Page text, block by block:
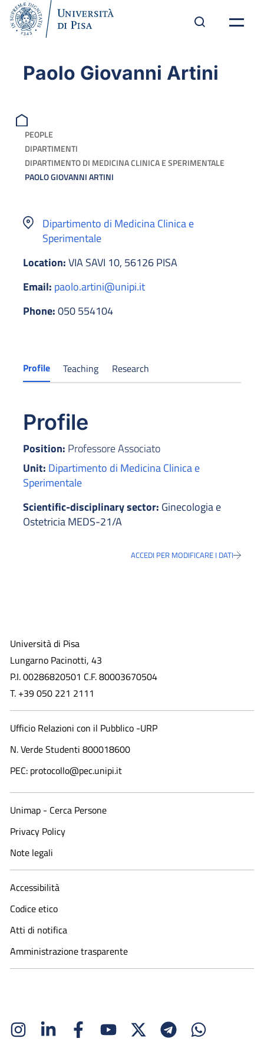
Paolo Giovanni Artini
PEOPLE
DIPARTIMENTI
DIPARTIMENTO DI MEDICINA CLINICA E SPERIMENTALE
PAOLO GIOVANNI ARTINI
Dipartimento di Medicina Clinica e
Sperimentale
Location:VIA SAVI 10, 56126 PISA
Email: paolo.artini@unipi.it
Phone:050 554104
Profile Teaching Research
Profile
Position: Professore Associato
Unit: Dipartimento di Medicina Clinica e
Sperimentale
Scientific-disciplinary sector: Ginecologia e
Ostetricia MEDS-21/A
ACCEDI PER MODIFICARE I DATI
Università di Pisa
Lungarno Pacinotti, 43
P.I. 00286820501 C.F. 80003670504
T. +39 050 221 2111
Ufficio Relazioni con il Pubblico -URP
N. Verde Studenti 800018600​
PEC: protocollo@pec.unipi.it
Unimap - Cerca Persone
Privacy Policy
Note legali
Accessibilità
Codice etico
Atti di notifica
Amministrazione trasparente